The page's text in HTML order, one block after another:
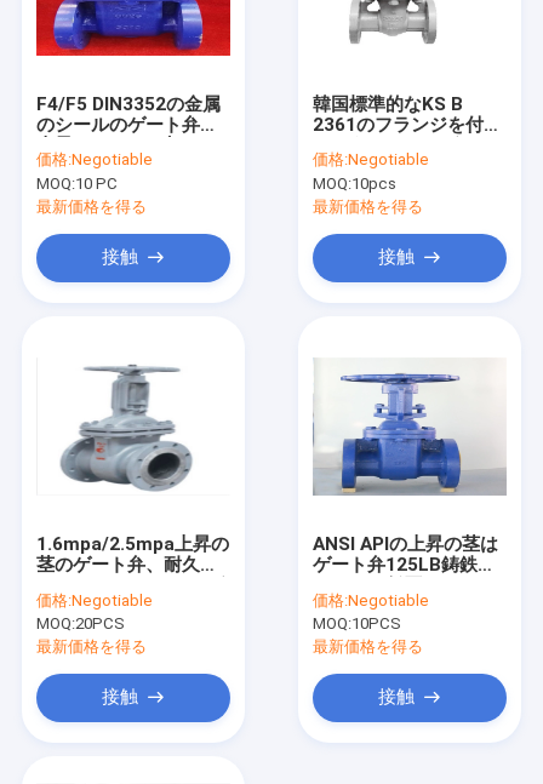
お問い合わせ
フランジを付けたようになったゲート弁
フランジを付けたようになった地球弁
フランジを付けたようになった振動逆止弁
フランジを付けたようになった蝶弁
Yのこし器弁
ウェーハバタフライバルブ
上昇の逆止弁
防火弁
真鍮水弁
F4/F5 DIN3352の金属
のシールのゲート弁非
ル
価格:Negotiable
MOQ:10 PC
最新価格を得る
接触
韓国標準的なKS B
2361のフランジを付け
弁は鋼鉄10K/20Kを投
げた
価格:Negotiable
MOQ:10pcs
最新価格を得る
接触
1.6mpa/2.5mpa上昇の
茎のゲート弁、耐久力
ート弁
価格:Negotiable
MOQ:20PCS
最新価格を得る
接触
ANSI APIの上昇の茎は
ゲート弁125LB鋳鉄を4
を付けたようになった
価格:Negotiable
MOQ:10PCS
最新価格を得る
接触